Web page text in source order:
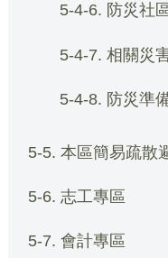
5-4-6. 防災社
5-4-7. 相關災
5-4-8. 防災準
5-5. 本區簡易疏散
5-6. 志工專區
5-7. 會計專區